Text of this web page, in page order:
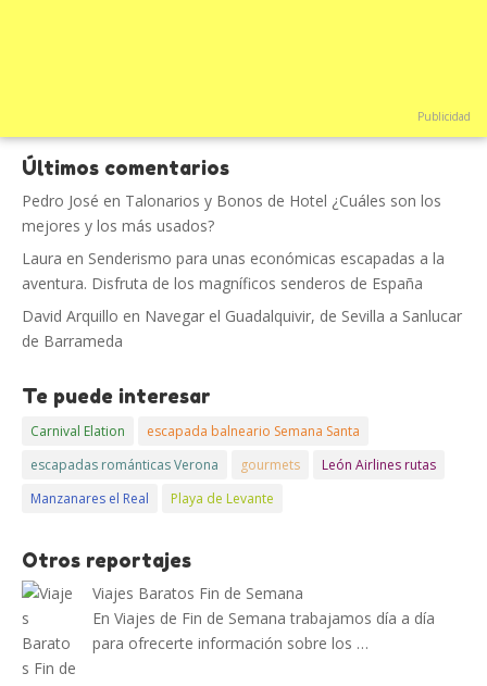
Publicidad
Últimos comentarios
Pedro José en Talonarios y Bonos de Hotel ¿Cuáles son los
mejores y los más usados?
Laura en Senderismo para unas económicas escapadas a la
aventura. Disfruta de los magníficos senderos de España
David Arquillo en Navegar el Guadalquivir, de Sevilla a Sanlucar
de Barrameda
Te puede interesar
Carnival Elation
escapada balneario Semana Santa
escapadas románticas Verona
gourmets
León Airlines rutas
Manzanares el Real
Playa de Levante
Otros reportajes
Viajes Baratos Fin de Semana
En Viajes de Fin de Semana trabajamos día a día
para ofrecerte información sobre los …